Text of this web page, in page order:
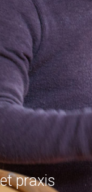
praxis